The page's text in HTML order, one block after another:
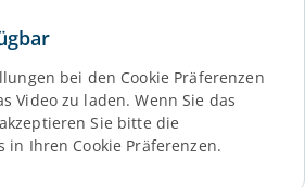
bei den Cookie Präferenzen
Video zu laden. Wenn Sie das
Sie bitte die
in Ihren Cookie Präferenzen.